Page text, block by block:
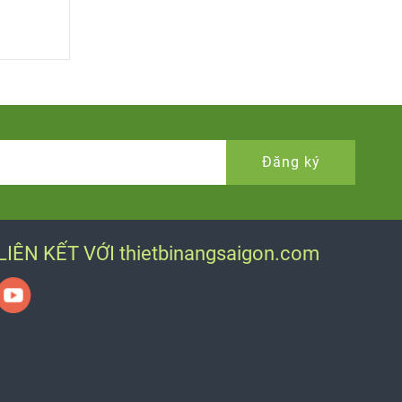
Đăng ký
KẾT VỚI thietbinangsaigon.com